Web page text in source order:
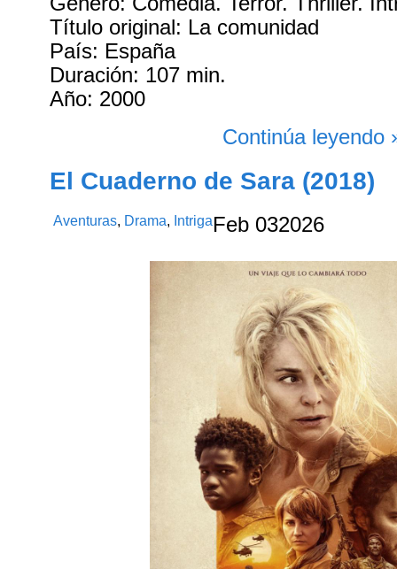
Título original: La comunidad
País: España
Duración: 107 min.
Año: 2000
Continúa leyendo
El Cuaderno de Sara (2018)
Aventuras, Drama, Intriga Feb 032026